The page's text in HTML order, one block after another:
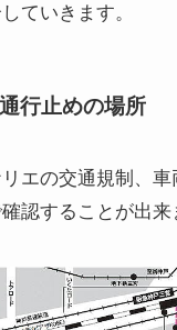
ていきます。
行止めの場所
エの交通規制、
認することが出来